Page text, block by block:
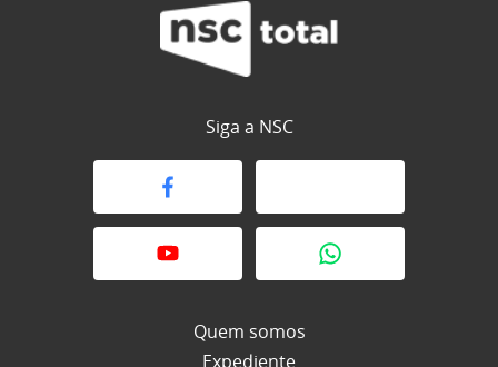
Siga a NSC
Quem somos
Expediente